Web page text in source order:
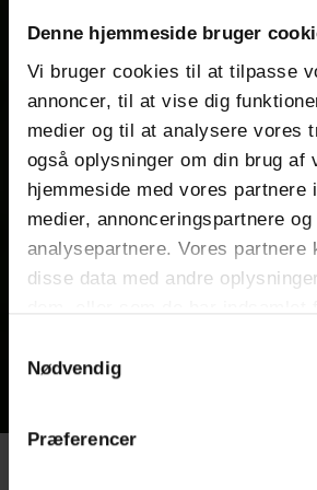
Denne hjemmeside bruger
Vi bruger cookies til at tilpasse
annoncer, til at vise dig
medier og til at analysere vores
også oplysninger om din brug af
hjemmeside med vores partnere
medier, annonceringspartnere og
analysepartnere. Vores partnere
disse data med andre
Nødvendig
Præferencer